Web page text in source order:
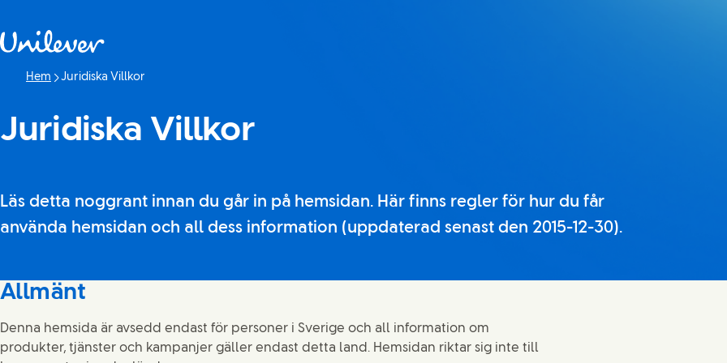
Hem
Denna sida:
Juridiska Villkor
Juridiska Villkor
Läs detta noggrant innan du går in på hemsidan. Här finns regler för hur du får
använda hemsidan och all dess information (uppdaterad senast den 2015-12-30).
Allmänt
Denna hemsida är avsedd endast för personer i Sverige och all information om
produkter, tjänster och kampanjer gäller endast detta land. Hemsidan riktar sig inte till